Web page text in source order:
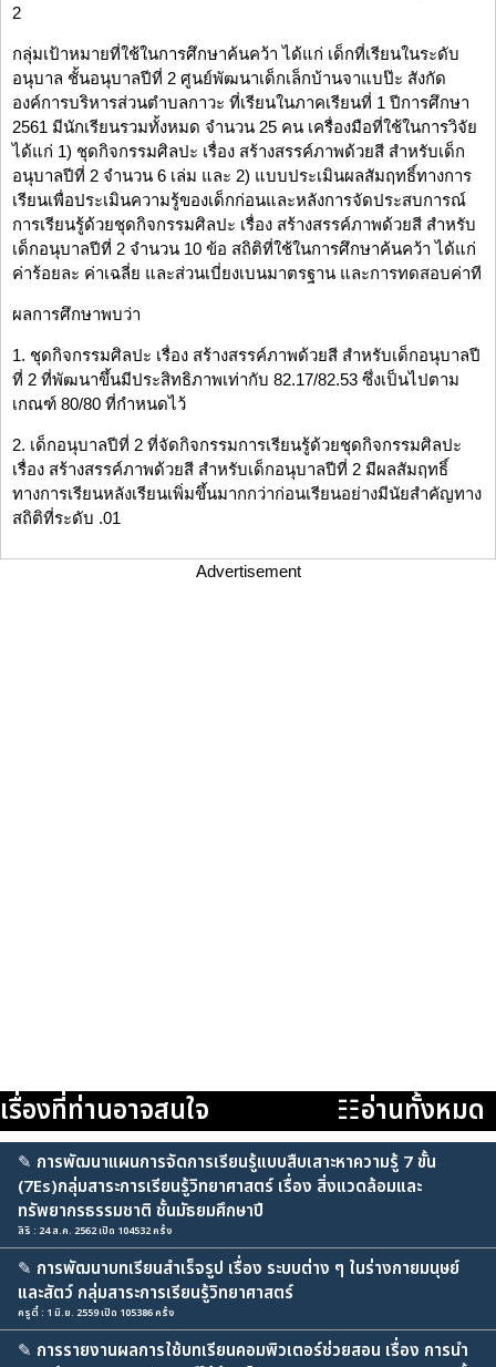
2
กลุ่มเป้าหมายที่ใช้ในการศึกษาค้นคว้า ได้แก่ เด็กที่เรียนในระดับ
อนุบาล ชั้นอนุบาลปีที่ 2 ศูนย์พัฒนาเด็กเล็กบ้านจาแบป๊ะ สังกัด
องค์การบริหารส่วนตำบลกาวะ ที่เรียนในภาคเรียนที่ 1 ปีการศึกษา
2561 มีนักเรียนรวมทั้งหมด จำนวน 25 คน เครื่องมือที่ใช้ในการวิจัย
ได้แก่ 1) ชุดกิจกรรมศิลปะ เรื่อง สร้างสรรค์ภาพด้วยสี สำหรับเด็ก
อนุบาลปีที่ 2 จำนวน 6 เล่ม และ 2) แบบประเมินผลสัมฤทธิ์ทางการ
เรียนเพื่อประเมินความรู้ของเด็กก่อนและหลังการจัดประสบการณ์
การเรียนรู้ด้วยชุดกิจกรรมศิลปะ เรื่อง สร้างสรรค์ภาพด้วยสี สำหรับ
เด็กอนุบาลปีที่ 2 จำนวน 10 ข้อ สถิติที่ใช้ในการศึกษาค้นคว้า ได้แก่
ค่าร้อยละ ค่าเฉลี่ย และส่วนเบี่ยงเบนมาตรฐาน และการทดสอบค่าที
ผลการศึกษาพบว่า
1. ชุดกิจกรรมศิลปะ เรื่อง สร้างสรรค์ภาพด้วยสี สำหรับเด็กอนุบาลปี
ที่ 2 ที่พัฒนาขึ้นมีประสิทธิภาพเท่ากับ 82.17/82.53 ซึ่งเป็นไปตาม
เกณฑ์ 80/80 ที่กำหนดไว้
2. เด็กอนุบาลปีที่ 2 ที่จัดกิจกรรมการเรียนรู้ด้วยชุดกิจกรรมศิลปะ
เรื่อง สร้างสรรค์ภาพด้วยสี สำหรับเด็กอนุบาลปีที่ 2 มีผลสัมฤทธิ์
ทางการเรียนหลังเรียนเพิ่มขึ้นมากกว่าก่อนเรียนอย่างมีนัยสำคัญทาง
สถิติที่ระดับ .01
Advertisement
เรื่องที่ท่านอาจสนใจ ☷อ่านทั้งหมด
✎ การพัฒนาแผนการจัดการเรียนรู้แบบสืบเสาะหาความรู้ 7 ขั้น
(7Es)กลุ่มสาระการเรียนรู้วิทยาศาสตร์ เรื่อง สิ่งแวดล้อมและ
ทรัพยากรธรรมชาติ ชั้นมัธยมศึกษาปี
สิริ : 24 ส.ค. 2562 เปิด 104532 ครั้ง
✎ การพัฒนาบทเรียนสำเร็จรูป เรื่อง ระบบต่าง ๆ ในร่างกายมนุษย์
และสัตว์ กลุ่มสาระการเรียนรู้วิทยาศาสตร์
ครูตี๋ : 1 มิ.ย. 2559 เปิด 105386 ครั้ง
✎ การรายงานผลการใช้บทเรียนคอมพิวเตอร์ช่วยสอน เรื่อง การนำ